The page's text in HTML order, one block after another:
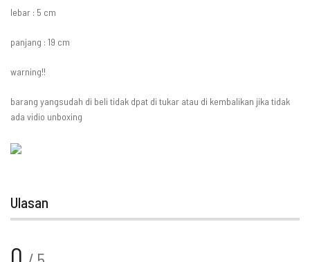
lebar : 5 cm
panjang : 19 cm
warning!!
barang yangsudah di beli tidak dpat di tukar atau di kembalikan jika tidak
ada vidio unboxing
Ulasan